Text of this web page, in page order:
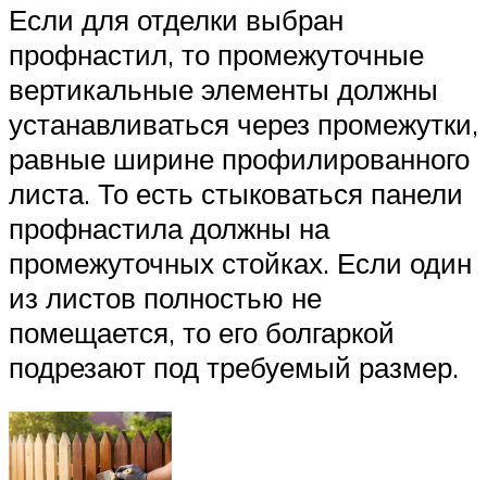
Если для отделки выбран
профнастил, то промежуточные
вертикальные элементы должны
устанавливаться через промежутки,
равные ширине профилированного
листа. То есть стыковаться панели
профнастила должны на
промежуточных стойках. Если один
из листов полностью не
помещается, то его болгаркой
подрезают под требуемый размер.